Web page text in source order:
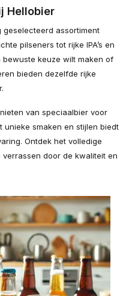
Hellobier
geselecteerd assortiment
pilseners tot rijke IPA’s en
keuze wilt maken of
bieden dezelfde rijke
van speciaalbier voor
unieke smaken en stijlen biedt
Ontdek het volledige
door de kwaliteit en